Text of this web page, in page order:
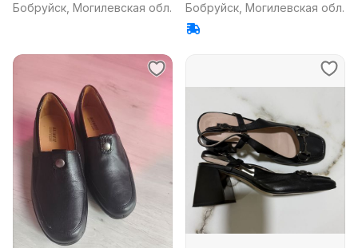
Бобруйск, Могилевская обл.
Бобруйск, Могилевская обл.